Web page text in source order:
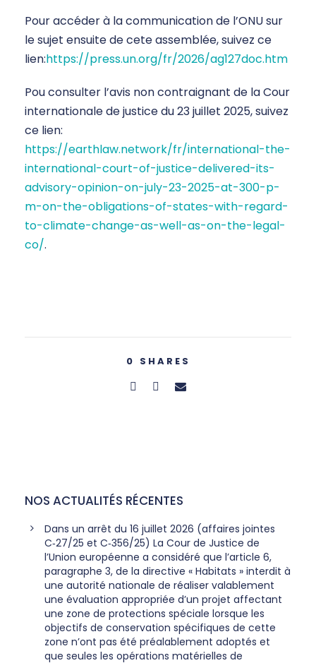
Pour accéder à la communication de l’ONU sur
le sujet ensuite de cete assemblée, suivez ce
lien:https://press.un.org/fr/2026/ag127doc.htm
Pou consulter l’avis non contraignant de la Cour
internationale de justice du 23 juillet 2025, suivez
ce lien:
https://earthlaw.network/fr/international-the-
international-court-of-justice-delivered-its-
advisory-opinion-on-july-23-2025-at-300-p-
m-on-the-obligations-of-states-with-regard-
to-climate-change-as-well-as-on-the-legal-
co/.
0 SHARES
NOS ACTUALITÉS RÉCENTES
Dans un arrêt du 16 juillet 2026 (affaires jointes
C‑27/25 et C‑356/25) La Cour de Justice de
l’Union européenne a considéré que l’article 6,
paragraphe 3, de la directive « Habitats » interdit à
une autorité nationale de réaliser valablement
une évaluation appropriée d’un projet affectant
une zone de protections spéciale lorsque les
objectifs de conservation spécifiques de cette
zone n’ont pas été préalablement adoptés et
que seules les opérations matérielles de